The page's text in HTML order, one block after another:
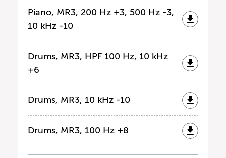
Piano, MR3, 200 Hz +3, 500 Hz -3,
10 kHz -10
Drums, MR3, HPF 100 Hz, 10 kHz
+6
Drums, MR3, 10 kHz -10
Drums, MR3, 100 Hz +8